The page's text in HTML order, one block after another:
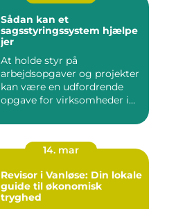
Sådan kan et
sagsstyringssystem hjælpe
jer
At holde styr på
arbejdsopgaver og projekter
kan være en udfordrende
opgave for virksomheder i
14. mar
Revisor i Vanløse: Din lokale
guide til økonomisk
tryghed